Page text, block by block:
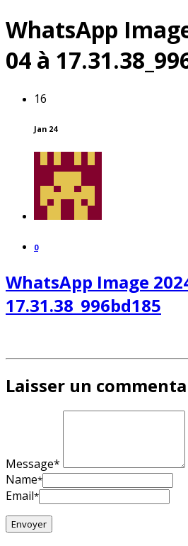
WhatsApp
04 à
16
Jan 24
0
WhatsApp Image
17.31.38_996bd185
Laisser un
Message*
Name*
Email*